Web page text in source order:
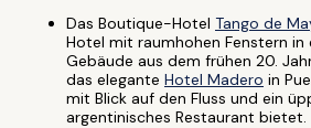
Das Boutique-Hotel Tango de
Hotel mit raumhohen Fenstern in
Gebäude aus dem frühen 20.
das elegante Hotel Madero in
mit Blick auf den Fluss und ein
argentinisches Restaurant bietet.